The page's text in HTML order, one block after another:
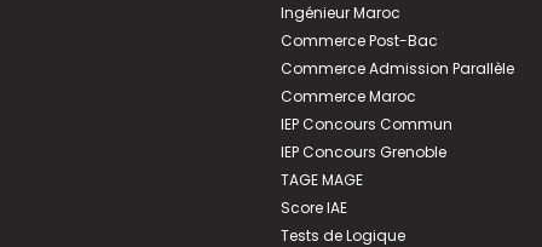
Ingénieur Maroc
Commerce Post-Bac
Commerce Admission Parallèle
Commerce Maroc
IEP Concours Commun
IEP Concours Grenoble
TAGE MAGE
Score IAE
Tests de Logique